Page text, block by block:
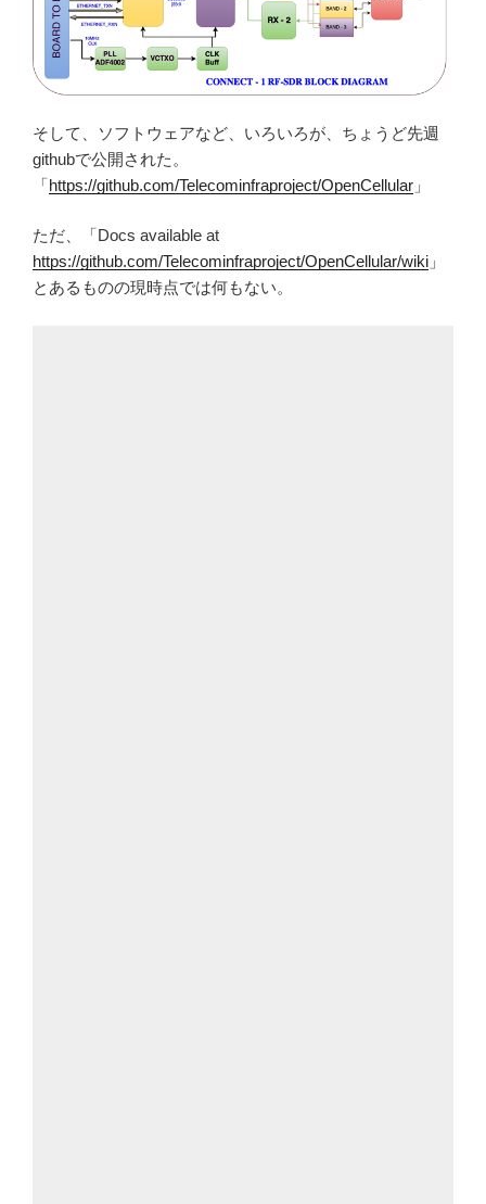
そして、ソフトウェアなど、いろいろが、ちょうど先週
githubで公開された。
「https://github.com/Telecominfraproject/OpenCellular 」
ただ、「Docs available at
https://github.com/Telecominfraproject/OpenCellular/wiki 」
とあるものの現時点では何もない。